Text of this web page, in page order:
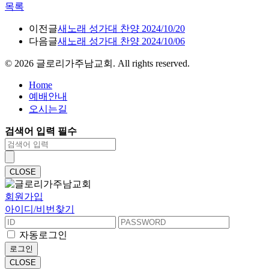
목록
이전글새노래 성가대 찬양 2024/10/20
다음글새노래 성가대 찬양 2024/10/06
© 2026 글로리가주남교회. All rights reserved.
Home
예배안내
오시는길
검색어 입력 필수
CLOSE
회원가입
아이디/비번찾기
자동로그인
로그인
CLOSE